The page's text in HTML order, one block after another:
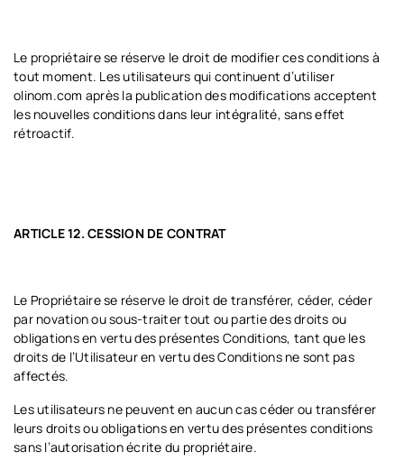
Le propriétaire se réserve le droit de modifier ces conditions à
tout moment. Les utilisateurs qui continuent d’utiliser
olinom.com après la publication des modifications acceptent
les nouvelles conditions dans leur intégralité, sans effet
rétroactif.
ARTICLE 12. CESSION DE CONTRAT
Le Propriétaire se réserve le droit de transférer, céder, céder
par novation ou sous-traiter tout ou partie des droits ou
obligations en vertu des présentes Conditions, tant que les
droits de l’Utilisateur en vertu des Conditions ne sont pas
affectés.
Les utilisateurs ne peuvent en aucun cas céder ou transférer
leurs droits ou obligations en vertu des présentes conditions
sans l’autorisation écrite du propriétaire.